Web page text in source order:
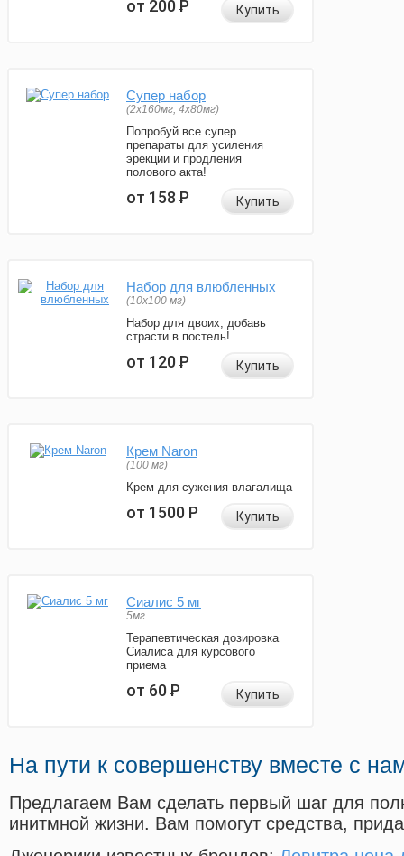
от 200Р Купить
Супер набор
(2х160мг, 4х80мг)
Попробуй все супер
препараты для усиления
эрекции и продления
полового акта!
от 158Р Купить
Набор для влюбленных
(10х100 мг)
Набор для двоих, добавь
страсти в постель!
от 120Р Купить
Крем Naron
(100 мг)
Крем для сужения влагалища
от 1500Р Купить
Сиалис 5 мг
5мг
Терапевтическая дозировка
Сиалиса для курсового
приема
от 60Р Купить
На пути к совершенству вместе с
Предлагаем Вам сделать первый шаг для
инитмной жизни. Вам помогут средства,